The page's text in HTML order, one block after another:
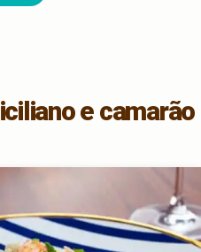
e camarão